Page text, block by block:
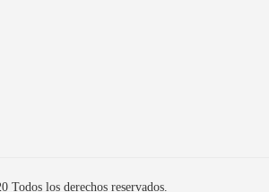
Todos los derechos reservados.